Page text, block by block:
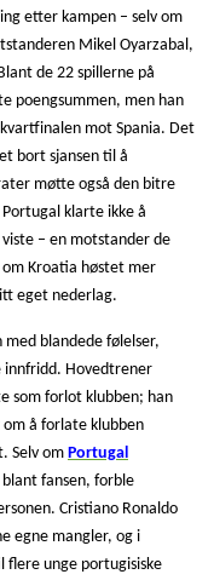
etter kampen – selv om
Mikel Oyarzabal,
de 22 spillerne på
poengsummen, men han
mot Spania. Det
bort sjansen til å
møtte også den bitre
klarte ikke å
– en motstander de
Kroatia høstet mer
eget nederlag.
blandede følelser,
innfridd. Hovedtrener
som forlot klubben; han
om å forlate klubben
Selv om Portugal
fansen, forble
Cristiano Ronaldo
egne mangler, og i
flere unge portugisiske